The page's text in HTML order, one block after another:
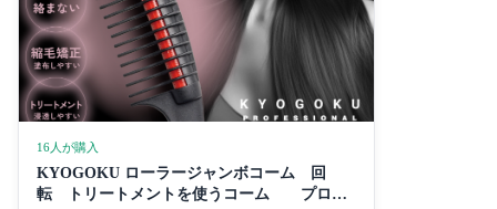
16人が購入
KYOGOKU ローラージャンボコーム 回
転 トリートメントを使うコーム プロ仕